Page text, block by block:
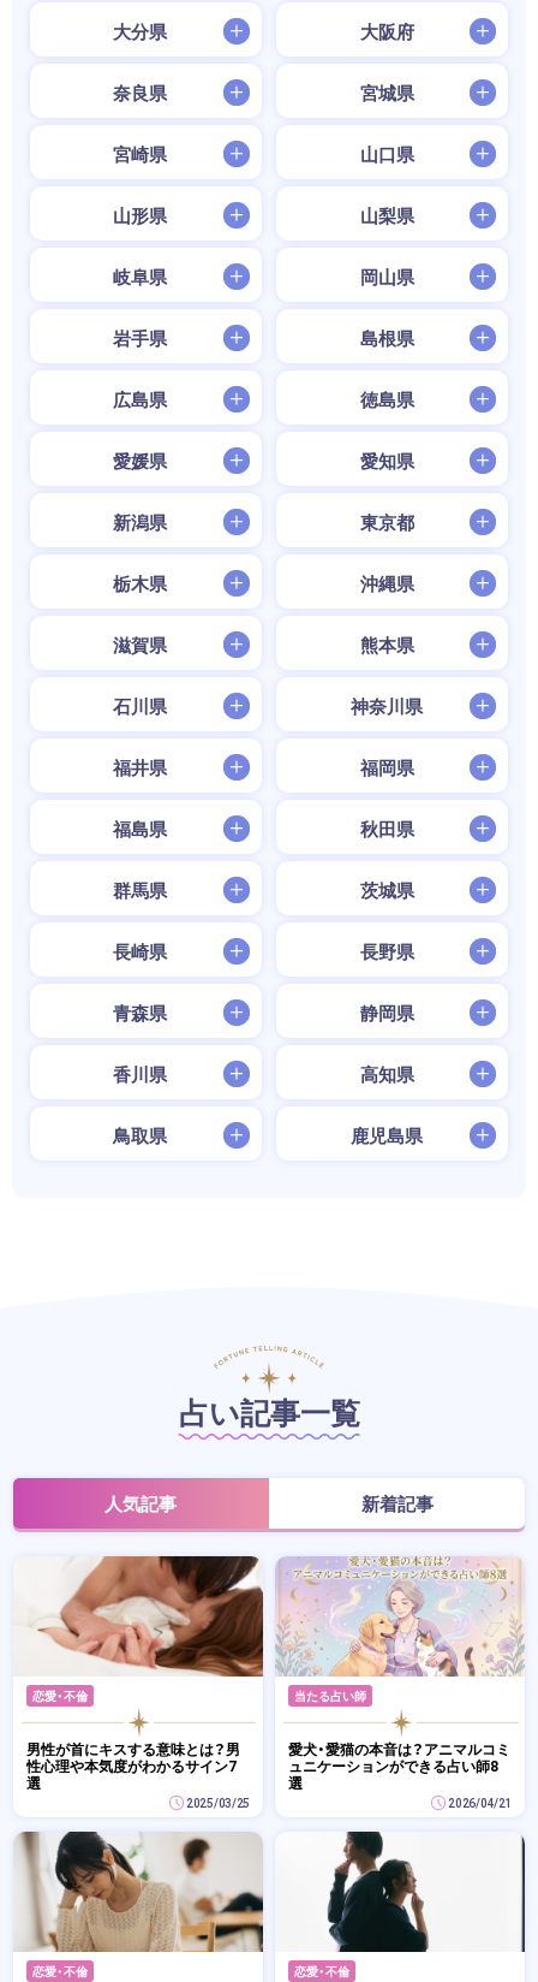
大分県 大阪府
奈良県 宮城県
宮崎県 山口県
山形県 山梨県
岐阜県 岡山県
岩手県 島根県
広島県 徳島県
愛媛県 愛知県
新潟県 東京都
栃木県 沖縄県
滋賀県 熊本県
石川県 神奈川県
福井県 福岡県
福島県 秋田県
群馬県 茨城県
長崎県 長野県
青森県 静岡県
香川県 高知県
鳥取県 鹿児島県
占い記事一覧
人気記事 新着記事
恋愛・不倫
男性が首にキスする意味とは？男
性心理や本気度がわかるサイン7
選
2025/03/25
当たる占い師
愛犬・愛猫の本音は？アニマルコミ
ュニケーションができる占い師8
選
2026/04/21
恋愛・不倫 恋愛・不倫